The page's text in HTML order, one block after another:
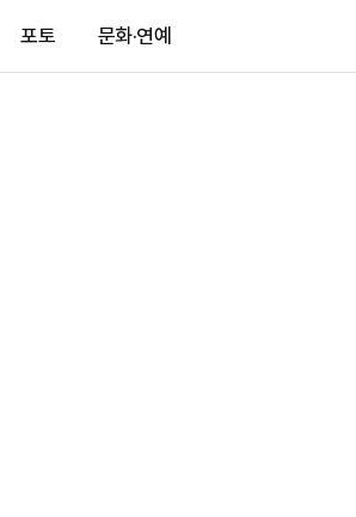
포토 문화·연예